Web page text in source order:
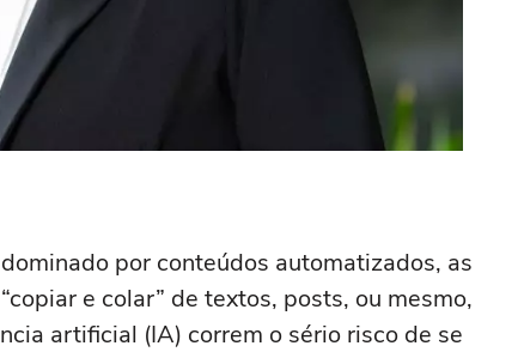
por conteúdos automatizados, as
e colar” de textos, posts, ou mesmo,
artificial (IA) correm o sério risco de se